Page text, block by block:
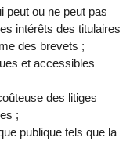
peut ou ne peut pas
intérêts des titulaires
des brevets ;
et accessibles
des litiges
;
publique tels que la